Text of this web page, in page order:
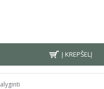
Į KREPŠELĮ